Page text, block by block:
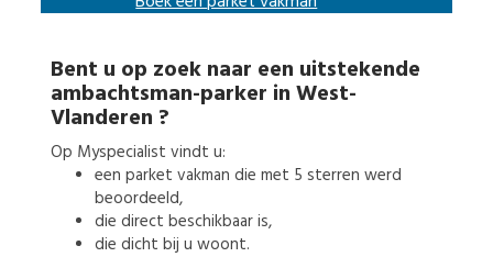
Bent u op zoek naar een uitstekende
ambachtsman-parker in West-
Vlanderen ?
Op Myspecialist vindt u:
een parket vakman die met 5 sterren werd
beoordeeld,
die direct beschikbaar is,
die dicht bij u woont.